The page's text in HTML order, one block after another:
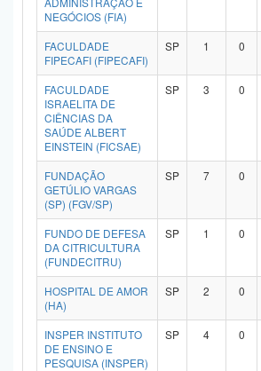
NEGÓCIOS (FIA)
FACULDADE
FIPECAFI (FIPECAFI)
SP 1 0
FACULDADE
ISRAELITA DE
CIÊNCIAS DA
SAÚDE ALBERT
EINSTEIN (FICSAE)
SP 3 0
FUNDAÇÃO
GETÚLIO VARGAS
(SP) (FGV/SP)
SP 7 0
FUNDO DE DEFESA
DA CITRICULTURA
(FUNDECITRU)
SP 1 0
HOSPITAL DE AMOR
(HA)
SP 2 0
INSPER INSTITUTO
DE ENSINO E
PESQUISA (INSPER)
SP 4 0